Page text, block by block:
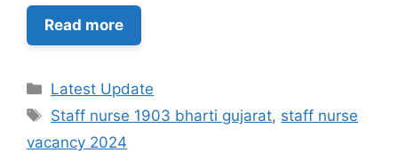
Read more
Categories
Latest Update
Tags
Staff nurse 1903 bharti gujarat, staff nurse
vacancy 2024